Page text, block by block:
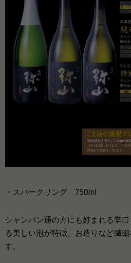
・スパークリング 750ml
シャンパン通の方にも好まれる辛
る美しい泡が特徴。お造りなど繊
す。